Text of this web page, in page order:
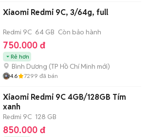
Xiaomi Redmi 9C, 3/64g, full
Redmi 9C 64 GB Còn bảo hành
750.000 đ
Rẻ hơn
Bình Dương (TP Hồ Chí Minh mới)
4.6 7299 đã bán
Xiaomi Redmi 9C 4GB/128GB Tím
xanh
Redmi 9C 128 GB
850.000 đ